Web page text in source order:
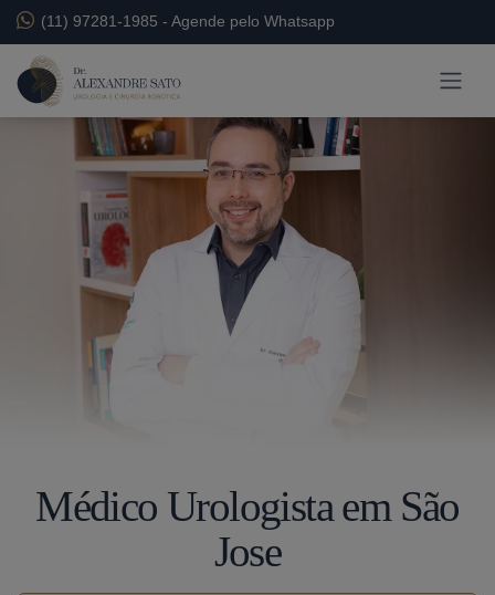
(11) 97281-1985 - Agende pelo Whatsapp
Médico Urologista em São
Jose